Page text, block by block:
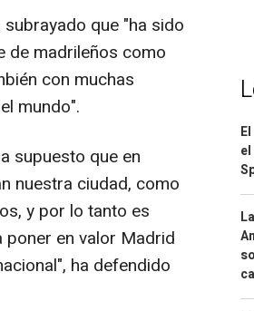
que "ha sido
de madrileños como
con muchas
mundo".
supuesto que en
nuestra ciudad, como
y por lo tanto es
en valor Madrid
ha defendido